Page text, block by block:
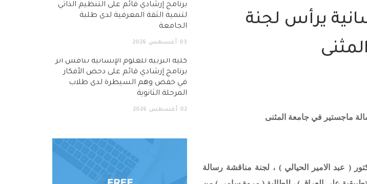
يرأس لجنة
ماجستير في جامعة المثنى
( عبد الامير الحيالي ) ، لجنة مناقشة رسالة
برنامج إرشادي قائم على التنظيم الذاتي
لتنمية الثقة المعرفية لدى طلبة
الجامعة
03 أغسطس 2026
كلية التربية للعلوم الإنسانية تناقش أثر
برنامج إرشادي قائم على دحض الأفكار
في خفض وهم السيطرة لدى طلاب
المرحلة الثانوية
02 أغسطس 2026